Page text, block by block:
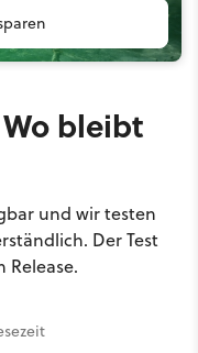
bleibt
und wir testen
Der Test
Release.